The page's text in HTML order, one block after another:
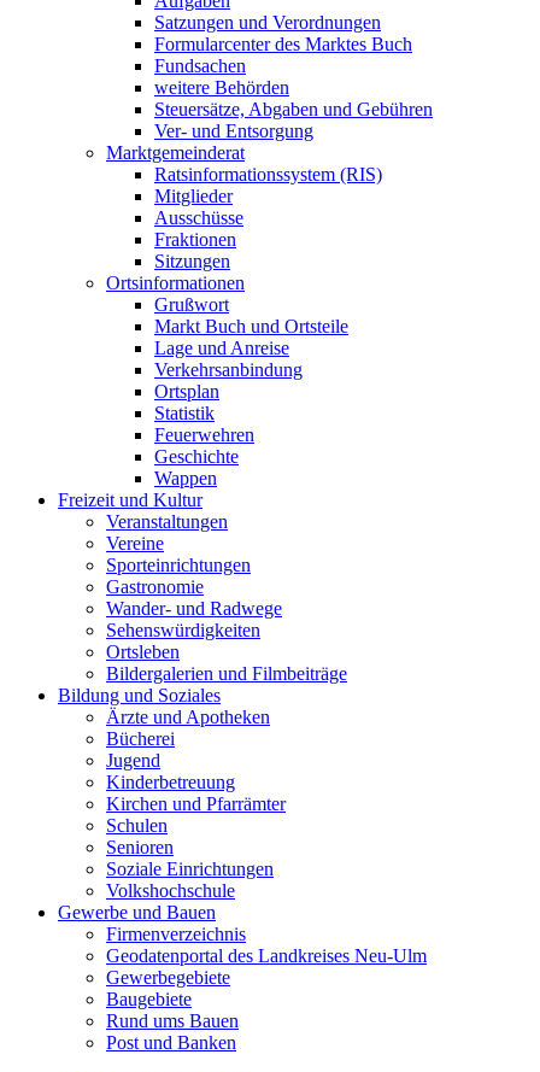
Satzungen und Verordnungen
Formularcenter des Marktes Buch
Fundsachen
weitere Behörden
Steuersätze, Abgaben und Gebühren
Ver- und Entsorgung
Marktgemeinderat
Ratsinformationssystem (RIS)
Mitglieder
Ausschüsse
Fraktionen
Sitzungen
Ortsinformationen
Grußwort
Markt Buch und Ortsteile
Lage und Anreise
Verkehrsanbindung
Ortsplan
Statistik
Feuerwehren
Geschichte
Wappen
Freizeit und Kultur
Veranstaltungen
Vereine
Sporteinrichtungen
Gastronomie
Wander- und Radwege
Sehenswürdigkeiten
Ortsleben
Bildergalerien und Filmbeiträge
Bildung und Soziales
Ärzte und Apotheken
Bücherei
Jugend
Kinderbetreuung
Kirchen und Pfarrämter
Schulen
Senioren
Soziale Einrichtungen
Volkshochschule
Gewerbe und Bauen
Firmenverzeichnis
Geodatenportal des Landkreises Neu-Ulm
Gewerbegebiete
Baugebiete
Rund ums Bauen
Post und Banken